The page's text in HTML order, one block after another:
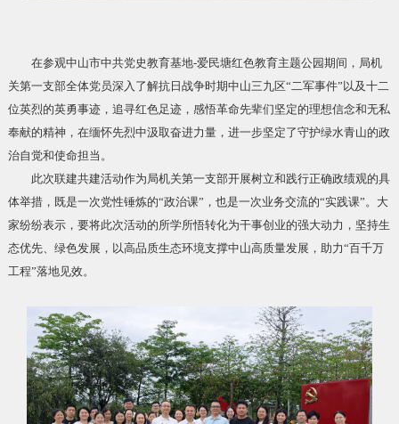
在参观中山市中共党史教育基地-爱民塘红色教育主题公园期间，局机
关第一支部全体党员深入了解抗日战争时期中山三九区“二军事件”以及十二
位英烈的英勇事迹，追寻红色足迹，感悟革命先辈们坚定的理想信念和无私
奉献的精神，在缅怀先烈中汲取奋进力量，进一步坚定了守护绿水青山的政
治自觉和使命担当。
此次联建共建活动作为局机关第一支部开展树立和践行正确政绩观的具
体举措，既是一次党性锤炼的“政治课”，也是一次业务交流的“实践课”。大
家纷纷表示，要将此次活动的所学所悟转化为干事创业的强大动力，坚持生
态优先、绿色发展，以高品质生态环境支撑中山高质量发展，助力“百千万
工程”落地见效。